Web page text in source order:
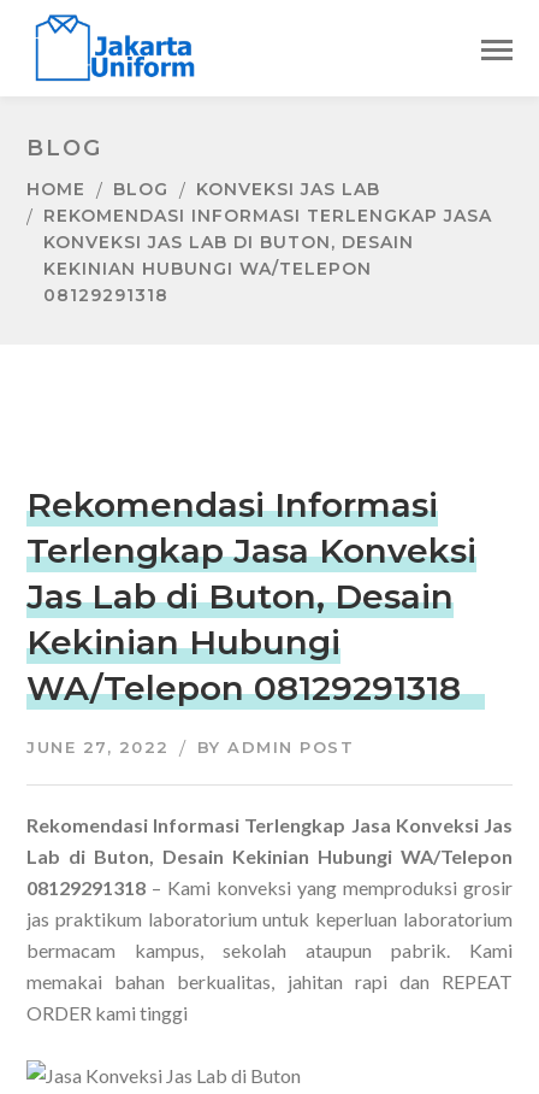
BLOG
HOME BLOG
KONVEKSI JAS LAB
REKOMENDASI INFORMASI TERLENGKAP JASA
KONVEKSI JAS LAB DI BUTON, DESAIN
KEKINIAN HUBUNGI WA/TELEPON
08129291318
Rekomendasi Informasi
Terlengkap Jasa Konveksi
Jas Lab di Buton, Desain
Kekinian Hubungi
WA/Telepon 08129291318
JUNE 27, 2022 BYADMIN POST
Rekomendasi Informasi Terlengkap Jasa Konveksi Jas
Lab di Buton, Desain Kekinian Hubungi WA/Telepon
08129291318 – Kami konveksi yang memproduksi grosir
jas praktikum laboratorium untuk keperluan laboratorium
bermacam kampus, sekolah ataupun pabrik. Kami
memakai bahan berkualitas, jahitan rapi dan REPEAT
ORDER kami tinggi